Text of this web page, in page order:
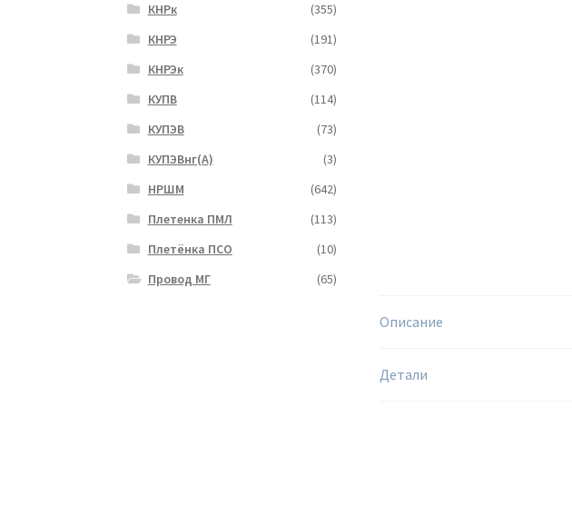
Описание
Детали
КНРк
(355)
КНРЭ
(191)
КНРЭк
(370)
КУПВ
(114)
КУПЭВ
(73)
КУПЭВнг(А)
(3)
НРШМ
(642)
Плетенка ПМЛ
(113)
Плетёнка ПСО
(10)
Провод МГ
(65)